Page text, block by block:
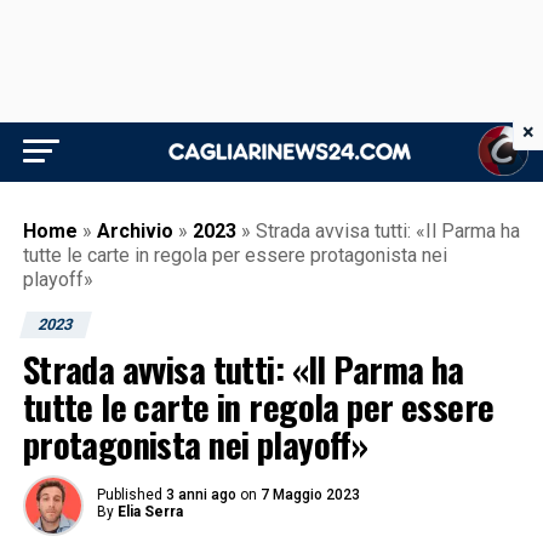
Home » Archivio » 2023 » Strada avvisa tutti: «Il Parma ha
tutte le carte in regola per essere protagonista nei
playoff»
2023
Strada avvisa tutti: «Il Parma ha
tutte le carte in regola per essere
protagonista nei playoff»
Published 3 anni ago on 7 Maggio 2023
By Elia Serra
×